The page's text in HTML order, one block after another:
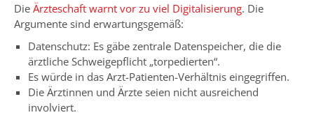
Die Ärzteschaft warnt vor zu viel Digitalisierung. Die
Argumente sind erwartungsgemäß:
Datenschutz: Es gäbe zentrale Datenspeicher, die die
ärztliche Schweigepflicht „torpedierten“.
Es würde in das Arzt-Patienten-Verhältnis eingegriffen.
Die Ärztinnen und Ärzte seien nicht ausreichend
involviert.